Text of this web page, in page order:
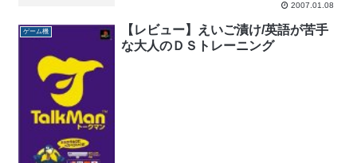
2007.01.08
ゲーム機
【レビュー】えいご漬け/英語が苦手
な大人のＤＳトレーニング